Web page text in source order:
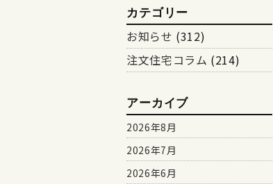
カテゴリー
お知らせ (312)
注文住宅コラム (214)
アーカイブ
2026年8月
2026年7月
2026年6月